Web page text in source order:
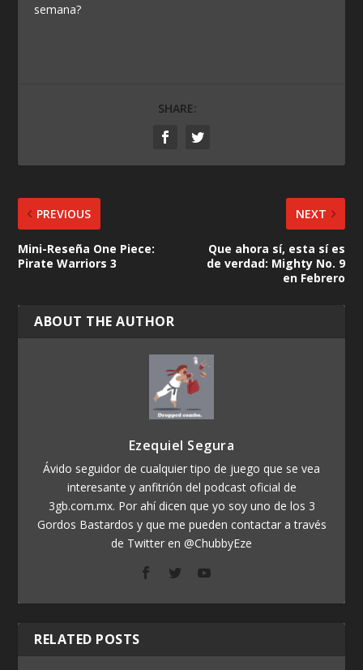
semana?
SHARE:
PREVIOUS
Mini-Reseña One Piece:
Pirate Warriors 3
NEXT
Que ahora sí, esta sí es
de verdad: Mighty No. 9
en Febrero
ABOUT THE AUTHOR
Ezequiel Segura
Ávido seguidor de cualquier tipo de juego que se vea
interesante y anfitrión del podcast oficial de
3gb.com.mx. Por ahí dicen que yo soy uno de los 3
Gordos Bastardos y que me pueden contactar a través
de Twitter en @ChubbyEze
RELATED POSTS